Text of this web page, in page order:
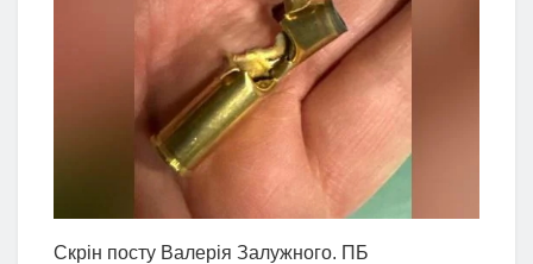
Скрін посту Валерія Залужного. ПБ